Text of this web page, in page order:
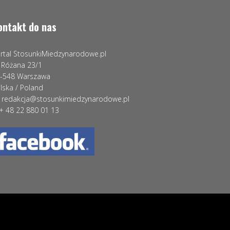
do nas
StosunkiMiedzynarodowe.pl
23/1
548 Warszawa
/ Poland
redakcja@stosunkimiedzynarodowe.pl
48 22 880 01 13